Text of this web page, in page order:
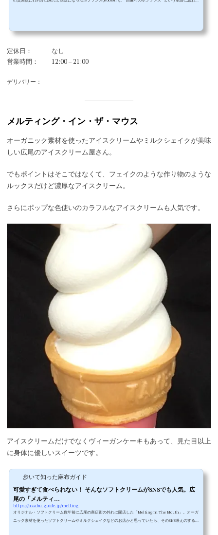
らい用意しておけば...
定休日：
営業時間：
デリバリー：
なし
12:00 – 21:00
メルティング・イン・ザ・マウス
オーガニック素材を使ったアイスクリームやミルクシェイクが美味
しい広尾のアイスクリーム屋さん。
でもポイントはそこではなくて、フェイクのような作り物のような
ルックスだけど濃厚なアイスクリーム。
さらにポップな色使いのカラフルなアイスクリームも人気です。
アイスクリームだけでなくヴィーガンケーキもあって、見た目以上
に身体に優しいスイーツです。
歩いて知った麻布ガイド
可愛すぎて食べられない！ そんなソフトクリームがSNSでも人気。広
尾の「メルティ...
https://azabu-guide.jp/melting
オリジナル・ソフトクリーム数年前に広尾の商店街の外れに開店した「Melting In The Mouth」。オーガ
ニック素材を使ったソフトクリームやミルクシェイクなどのお店かと思っていたら、そのSNS映えのするメ